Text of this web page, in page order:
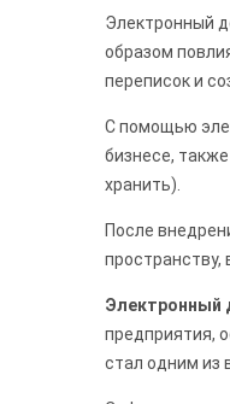
Электронный
образом
переписок и
С помощью
бизнесе,
хранить).
После
Электронный
предприятия,
стал одним из